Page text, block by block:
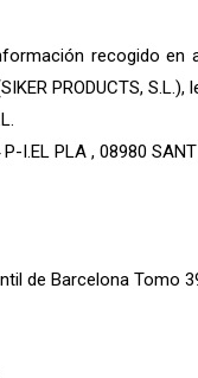
recogido
PRODUCTS,
I.EL PLA , 08980
de Barcelona Tomo